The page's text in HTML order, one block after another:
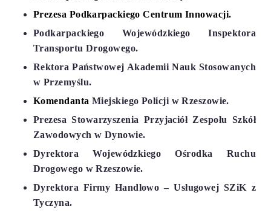
Prezesa Podkarpackiego Centrum Innowacji.
Podkarpackiego Wojewódzkiego Inspektora
Transportu Drogowego.
Rektora Państwowej Akademii Nauk Stosowanych
w Przemyślu.
Komendanta Miejskiego Policji w Rzeszowie.
Prezesa Stowarzyszenia Przyjaciół Zespołu Szkół
Zawodowych w Dynowie.
Dyrektora Wojewódzkiego Ośrodka Ruchu
Drogowego w Rzeszowie.
Dyrektora Firmy Handlowo – Usługowej SZiK z
Tyczyna.